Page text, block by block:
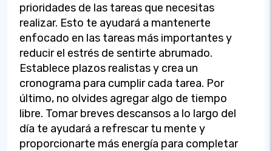
prioridades de las tareas que necesitas
realizar. Esto te ayudará a mantenerte
enfocado en las tareas más importantes y
reducir el estrés de sentirte abrumado.
Establece plazos realistas y crea un
cronograma para cumplir cada tarea. Por
último, no olvides agregar algo de tiempo
libre. Tomar breves descansos a lo largo del
día te ayudará a refrescar tu mente y
proporcionarte más energía para completar